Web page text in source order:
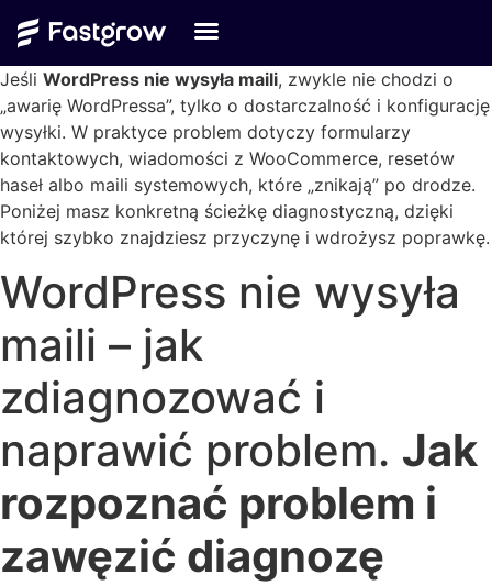
Jeśli WordPress nie wysyła maili, zwykle nie chodzi o
„awarię WordPressa”, tylko o dostarczalność i konfigurację
wysyłki. W praktyce problem dotyczy formularzy
kontaktowych, wiadomości z WooCommerce, resetów
haseł albo maili systemowych, które „znikają” po drodze.
Poniżej masz konkretną ścieżkę diagnostyczną, dzięki
której szybko znajdziesz przyczynę i wdrożysz poprawkę.
WordPress nie wysyła
maili – jak
zdiagnozować i
naprawić problem. Jak
rozpoznać problem i
zawęzić diagnozę